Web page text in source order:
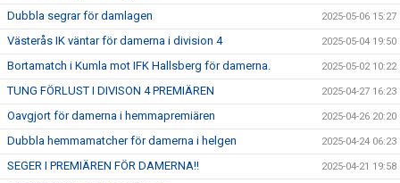
Dubbla segrar för damlagen 2025-05-06 15:27
Västerås IK väntar för damerna i division 4 2025-05-04 19:50
Bortamatch i Kumla mot IFK Hallsberg för damerna. 2025-05-02 10:22
TUNG FÖRLUST I DIVISON 4 PREMIÄREN 2025-04-27 16:23
Oavgjort för damerna i hemmapremiären 2025-04-26 20:20
Dubbla hemmamatcher för damerna i helgen 2025-04-24 06:23
SEGER I PREMIÄREN FÖR DAMERNA!! 2025-04-21 19:58